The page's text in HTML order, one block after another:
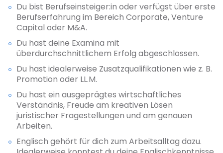
Du bist Berufseinsteiger:in oder verfügst über erste
Berufserfahrung im Bereich Corporate, Venture
Capital oder M&A.
Du hast deine Examina mit
überdurchschnittlichem Erfolg abgeschlossen.
Du hast idealerweise Zusatzqualifikationen wie z. B.
Promotion oder LL.M.
Du hast ein ausgeprägtes wirtschaftliches
Verständnis, Freude am kreativen Lösen
juristischer Fragestellungen und am genauen
Arbeiten.
Englisch gehört für dich zum Arbeitsalltag dazu.